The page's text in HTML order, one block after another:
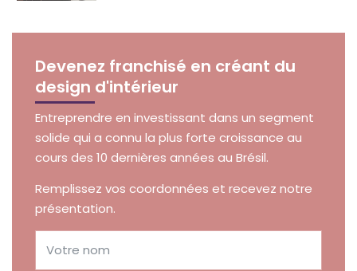
Devenez franchisé en créant du
design d'intérieur
Entreprendre en investissant dans un segment
solide qui a connu la plus forte croissance au
cours des 10 dernières années au Brésil.
Remplissez vos coordonnées et recevez notre
présentation.